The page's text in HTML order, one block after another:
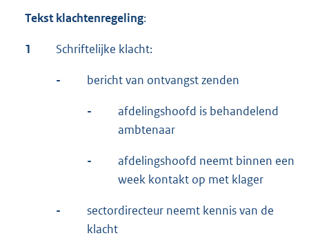
Tekst klachtenregeling:
1 Schriftelijke klacht:
- bericht van ontvangst zenden
-
afdelingshoofd is behandelend
ambtenaar
-
afdelingshoofd neemt binnen een
week kontakt op met klager
-
sectordirecteur neemt kennis van de
klacht